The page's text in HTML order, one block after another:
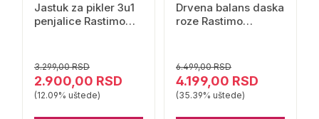
Jastuk za pikler 3u1
penjalice Rastimo
3.299,00 RSD
2.900,00 RSD
(12.09% uštede)
Drvena balans daska
roze Rastimo
6.499,00 RSD
4.199,00 RSD
(35.39% uštede)